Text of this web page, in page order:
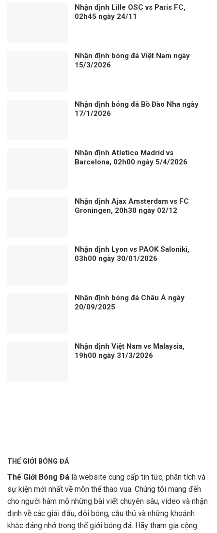
Nhận định Lille OSC vs Paris FC,
02h45 ngày 24/11
Nhận định bóng đá Việt Nam ngày
15/3/2026
Nhận định bóng đá Bồ Đào Nha ngày
17/1/2026
Nhận định Atletico Madrid vs
Barcelona, 02h00 ngày 5/4/2026
Nhận định Ajax Amsterdam vs FC
Groningen, 20h30 ngày 02/12
Nhận định Lyon vs PAOK Saloniki,
03h00 ngày 30/01/2026
Nhận định bóng đá Châu Á ngày
20/09/2025
Nhận định Việt Nam vs Malaysia,
19h00 ngày 31/3/2026
THẾ GIỚI BÓNG ĐÁ
Thế Giới Bóng Đá là website cung cấp tin tức, phân tích và
sự kiện mới nhất về môn thể thao vua. Chúng tôi mang đến
cho người hâm mộ những bài viết chuyên sâu, video và nhận
định về các giải đấu, đội bóng, cầu thủ và những khoảnh
khắc đáng nhớ trong thế giới bóng đá. Hãy tham gia cộng